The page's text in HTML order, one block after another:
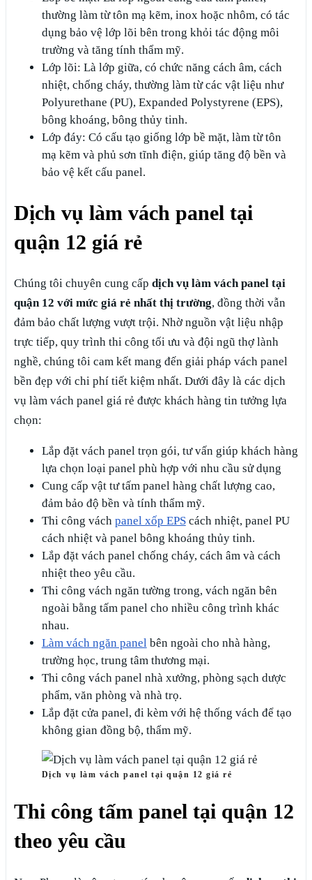
thường làm từ tôn mạ kẽm, inox hoặc nhôm, có tác
dụng bảo vệ lớp lõi bên trong khỏi tác động môi
trường và tăng tính thẩm mỹ.
Lớp lõi: Là lớp giữa, có chức năng cách âm, cách
nhiệt, chống cháy, thường làm từ các vật liệu như
Polyurethane (PU), Expanded Polystyrene (EPS),
bông khoáng, bông thủy tinh.
Lớp đáy: Có cấu tạo giống lớp bề mặt, làm từ tôn
mạ kẽm và phủ sơn tĩnh điện, giúp tăng độ bền và
bảo vệ kết cấu panel.
Dịch vụ làm vách panel tại
quận 12 giá rẻ
Chúng tôi chuyên cung cấp dịch vụ làm vách panel tại
quận 12 với mức giá rẻ nhất thị trường, đồng thời vẫn
đảm bảo chất lượng vượt trội. Nhờ nguồn vật liệu nhập
trực tiếp, quy trình thi công tối ưu và đội ngũ thợ lành
nghề, chúng tôi cam kết mang đến giải pháp vách panel
bền đẹp với chi phí tiết kiệm nhất. Dưới đây là các dịch
vụ làm vách panel giá rẻ được khách hàng tin tưởng lựa
chọn:
Lắp đặt vách panel trọn gói, tư vấn giúp khách hàng
lựa chọn loại panel phù hợp với nhu cầu sử dụng
Cung cấp vật tư tấm panel hàng chất lượng cao,
đảm bảo độ bền và tính thẩm mỹ.
Thi công vách panel xốp EPScách nhiệt, panel PU
cách nhiệt và panel bông khoáng thủy tinh.
Lắp đặt vách panel chống cháy, cách âm và cách
nhiệt theo yêu cầu.
Thi công vách ngăn tường trong, vách ngăn bên
ngoài bằng tấm panel cho nhiều công trình khác
nhau.
Làm vách ngăn panelbên ngoài cho nhà hàng,
trường học, trung tâm thương mại.
Thi công vách panel nhà xưởng, phòng sạch dược
phẩm, văn phòng và nhà trọ.
Lắp đặt cửa panel, đi kèm với hệ thống vách để tạo
không gian đồng bộ, thẩm mỹ.
Dịch vụ làm vách panel tại quận 12 giá rẻ
Thi công tấm panel tại quận 12
theo yêu cầu